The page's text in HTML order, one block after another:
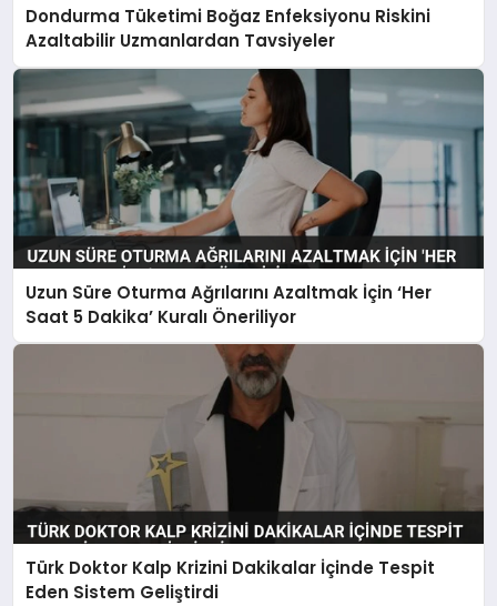
Dondurma Tüketimi Boğaz Enfeksiyonu Riskini
Azaltabilir Uzmanlardan Tavsiyeler
Uzun Süre Oturma Ağrılarını Azaltmak İçin ‘Her
Saat 5 Dakika’ Kuralı Öneriliyor
Türk Doktor Kalp Krizini Dakikalar İçinde Tespit
Eden Sistem Geliştirdi